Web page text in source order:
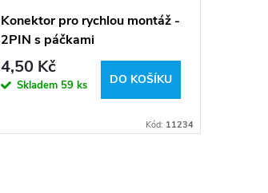
Konektor pro rychlou montáž -
2PIN s páčkami
4,50 Kč
Skladem 59 ks DO KOŠÍKU
Kód: 11234